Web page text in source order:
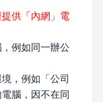
供「內網」電
例如同一辦公
，例如「公司
腦，因不在同